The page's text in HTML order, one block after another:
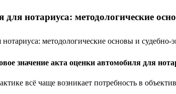
нотариуса: методологические
значение акта оценки автомобиля для
всё чаще возникает потребность в